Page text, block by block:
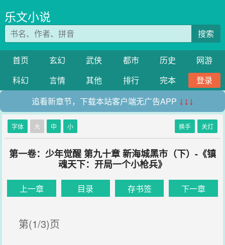
乐文小说
搜索
首页 玄幻 武侠 都市 历史
网游
科幻
言情 其他 排行 完本
登录
追看新章节，下载本站客户端无广告APP ↓↓↓
字体 大 中 小 换手 关灯
第一卷：少年觉醒 第九十章 新海城黑市（下）-《镇
魂天下：开局一个小枪兵》
上一章 目录 存书签 下一章
第(1/3)页